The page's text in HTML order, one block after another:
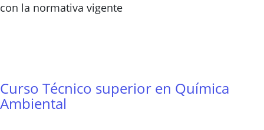
con la normativa vigente
Curso Técnico superior en Química
Ambiental